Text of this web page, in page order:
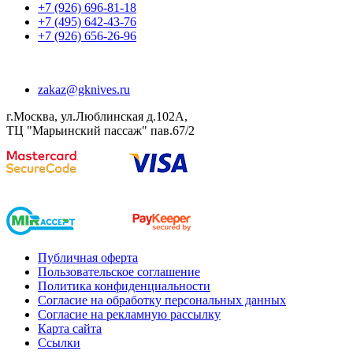
+7 (926) 696-81-18
+7 (495) 642-43-76
+7 (926) 656-26-96
zakaz@gknives.ru
г.Москва, ул.Люблинская д.102А,
ТЦ "Марьинский пассаж" пав.67/2
Публичная оферта
Пользовательское соглашение
Политика конфиденциальности
Согласие на обработку персональных данных
Согласие на рекламную рассылку
Карта сайта
Ссылки